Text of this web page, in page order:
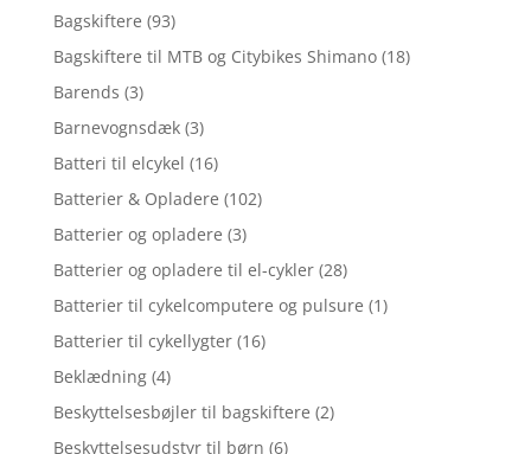
Bagskiftere (93)
Bagskiftere til MTB og Citybikes Shimano (18)
Barends (3)
Barnevognsdæk (3)
Batteri til elcykel (16)
Batterier & Opladere (102)
Batterier og opladere (3)
Batterier og opladere til el-cykler (28)
Batterier til cykelcomputere og pulsure (1)
Batterier til cykellygter (16)
Beklædning (4)
Beskyttelsesbøjler til bagskiftere (2)
Beskyttelsesudstyr til børn (6)